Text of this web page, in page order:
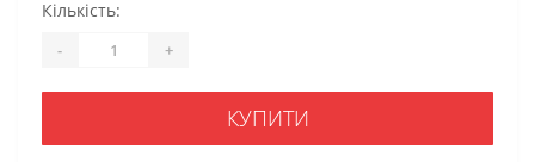
Кількість:
- +
КУПИТИ